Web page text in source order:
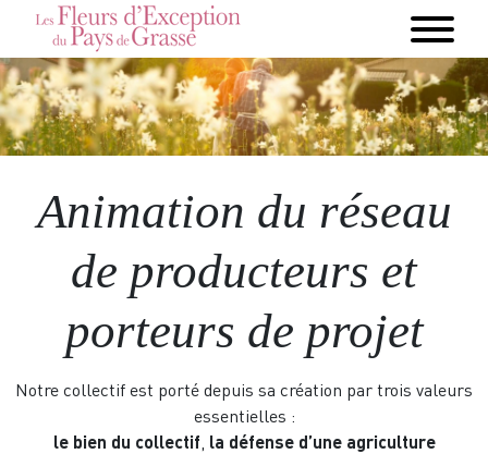
Animation du réseau
de producteurs et
porteurs de projet
Notre collectif est porté depuis sa création par trois valeurs
essentielles :
le bien du collectif, la défense d’une agriculture